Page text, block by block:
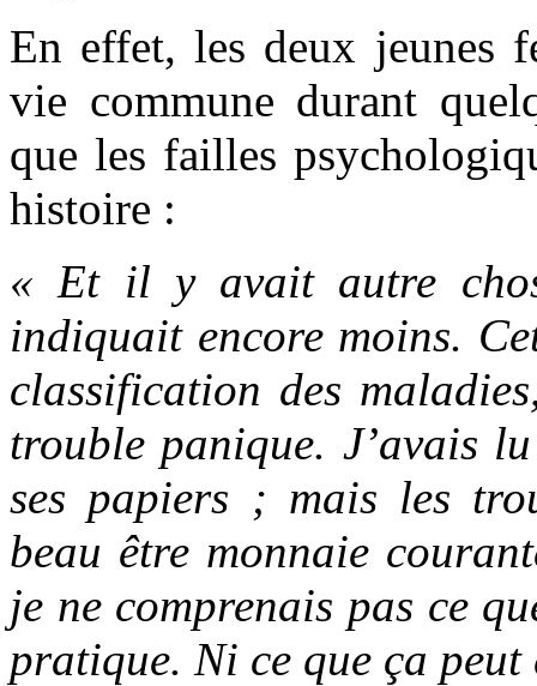
En effet, les deux jeunes
vie commune durant
que les failles
histoire :
« Et il y avait autre
indiquait encore moins.
classification des
trouble panique. J’avais
ses papiers ; mais les
beau être monnaie
je ne comprenais pas ce
pratique. Ni ce que ça peut